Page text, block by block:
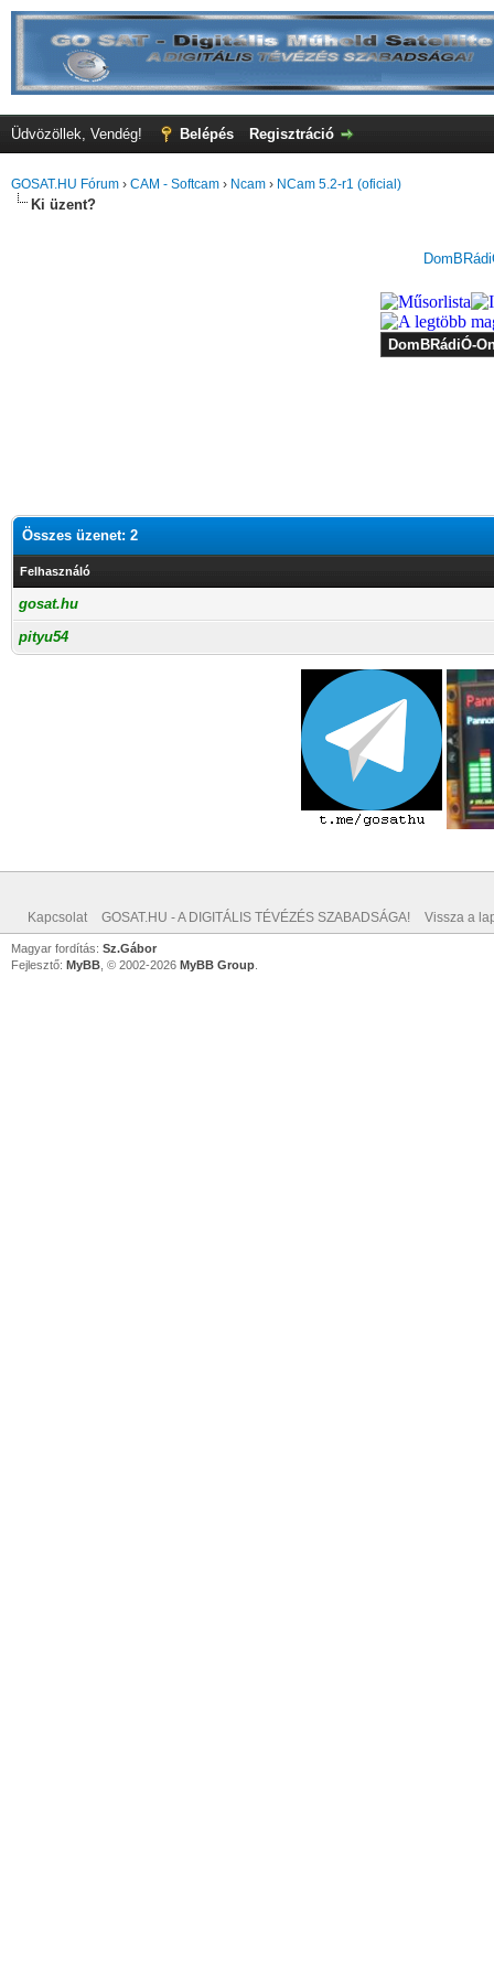
Üdvözöllek, Vendég! Belépés Regisztráció
GOSAT.HU Fórum › CAM - Softcam › Ncam › NCam 5.2-r1 (oficial)
Ki üzent?
Összes üzenet: 2
Felhasználó
gosat.hu
pityu54
Kapcsolat GOSAT.HU - A DIGITÁLIS TÉVÉZÉS SZABADSÁGA! Vissza a
Magyar fordítás: Sz.Gábor
Fejlesztő: MyBB , © 2002-2026 MyBB Group